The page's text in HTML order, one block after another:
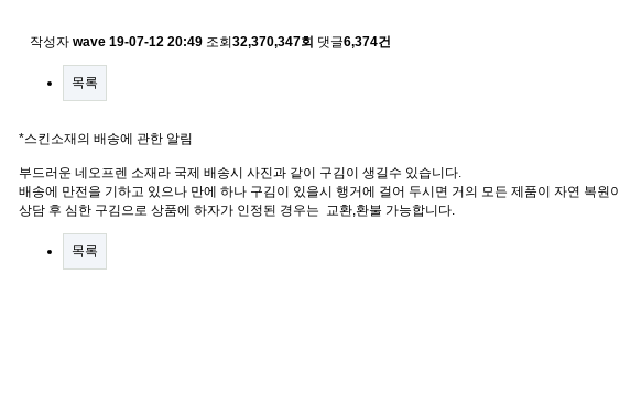
작성자 wave 19-07-12 20:49 조회 32,370,347회 댓글6,374건
목록
*스킨소재의 배송에 관한 알림
부드러운 네오프렌 소재라 국제 배송시 사진과 같이 구김이 생길수 있습니다.
배송에 만전을 기하고 있으나 만에 하나 구김이 있을시 행거에 걸어 두시면 거의 모든 제품이 자연 복원
상담 후 심한 구김으로 상품에 하자가 인정된 경우는 교환,환불 가능합니다.
목록